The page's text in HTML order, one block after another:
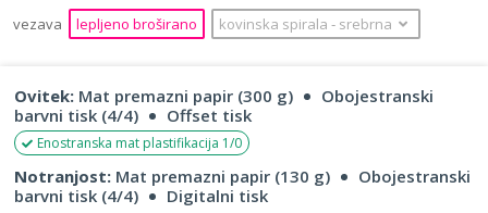
Išči
vezava
lepljeno broširano kovinska spirala ‐ srebrna
Ovitek: Mat premazni papir (300 g)
Obojestranski
barvni tisk (4/4)
Offset tisk
Enostranska mat plastifikacija 1/0
Notranjost: Mat premazni papir (130 g)
Obojestranski
barvni tisk (4/4)
Digitalni tisk